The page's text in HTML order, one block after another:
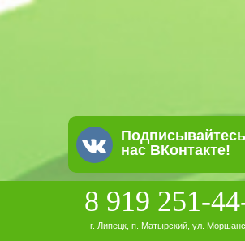
нас ВКонтакте!
8 919 251-
г. Липецк, п. Матырский, ул.